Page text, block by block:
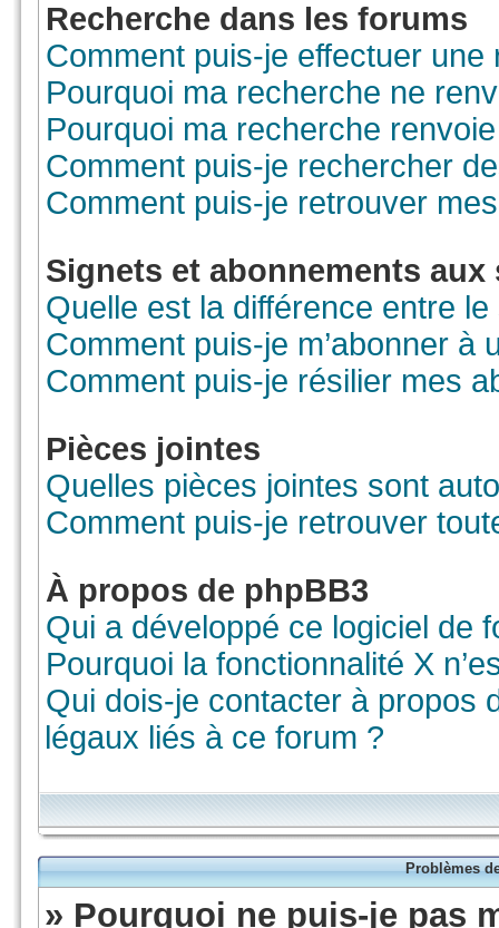
Recherche dans les forums
Comment puis-je effectuer
Pourquoi ma recherche ne
Pourquoi ma recherche
Comment puis-je rechercher
Comment puis-je retrouver
Signets et abonnements aux
Quelle est la différence entre
Comment puis-je m’abonner
Comment puis-je résilier mes
Pièces jointes
Quelles pièces jointes sont
Comment puis-je retrouver
À propos de phpBB3
Qui a développé ce logiciel de
Pourquoi la fonctionnalité X
Qui dois-je contacter à propos
légaux liés à ce forum ?
Problèmes
» Pourquoi ne puis-je pas